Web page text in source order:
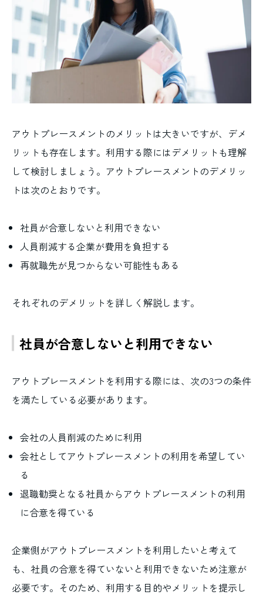
アウトプレースメントのメリットは大きいですが、デメ
リットも存在します。利用する際にはデメリットも理解
して検討しましょう。アウトプレースメントのデメリッ
トは次のとおりです。
社員が合意しないと利用できない
人員削減する企業が費用を負担する
再就職先が見つからない可能性もある
それぞれのデメリットを詳しく解説します。
社員が合意しないと利用できない
アウトプレースメントを利用する際には、次の3つの条件
を満たしている必要があります。
会社の人員削減のために利用
会社としてアウトプレースメントの利用を希望してい
る
退職勧奨となる社員からアウトプレースメントの利用
に合意を得ている
企業側がアウトプレースメントを利用したいと考えて
も、社員の合意を得ていないと利用できないため注意が
必要です。そのため、利用する目的やメリットを提示し